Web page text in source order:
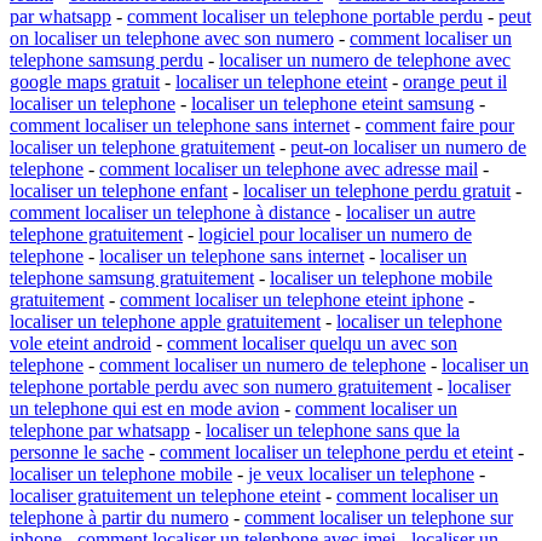
par whatsapp - comment localiser un telephone portable perdu - peut
on localiser un telephone avec son numero - comment localiser un
telephone samsung perdu - localiser un numero de telephone avec
google maps gratuit - localiser un telephone eteint - orange peut il
localiser un telephone - localiser un telephone eteint samsung -
comment localiser un telephone sans internet - comment faire pour
localiser un telephone gratuitement - peut-on localiser un numero de
telephone - comment localiser un telephone avec adresse mail -
localiser un telephone enfant - localiser un telephone perdu gratuit -
comment localiser un telephone à distance - localiser un autre
telephone gratuitement - logiciel pour localiser un numero de
telephone - localiser un telephone sans internet - localiser un
telephone samsung gratuitement - localiser un telephone mobile
gratuitement - comment localiser un telephone eteint iphone -
localiser un telephone apple gratuitement - localiser un telephone
vole eteint android - comment localiser quelqu un avec son
telephone - comment localiser un numero de telephone - localiser un
telephone portable perdu avec son numero gratuitement - localiser
un telephone qui est en mode avion - comment localiser un
telephone par whatsapp - localiser un telephone sans que la
personne le sache - comment localiser un telephone perdu et eteint -
localiser un telephone mobile - je veux localiser un telephone -
localiser gratuitement un telephone eteint - comment localiser un
telephone à partir du numero - comment localiser un telephone sur